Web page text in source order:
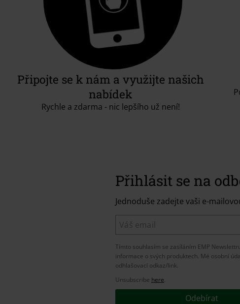
Připojte se k nám a využijte našich
nabídek
Rychle a zdarma - nic lepšího už není!
Přihlásit se na
Jednoduše zadejte vaši e-
Tímto souhlasím se zasíláním EMP
informace o svých produktech. Mé osobní
odhlašovací odkaz/link.
Unsubscribe here.
Odebírat